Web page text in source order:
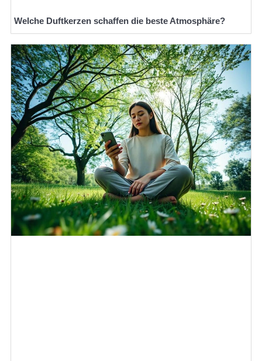
Welche Duftkerzen schaffen die beste Atmosphäre?